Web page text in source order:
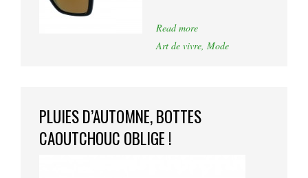
Read more
Art de vivre, Mode
PLUIES D’AUTOMNE, BOTTES
CAOUTCHOUC OBLIGE !